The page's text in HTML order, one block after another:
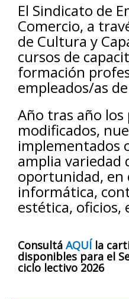
El Sindicato de
Comercio, a
de Cultura y
cursos de
formación
empleados/as
Año tras año
modificados,
implementados
amplia variedad
oportunidad, en
informática,
estética, oficios,
Consultá AQUÍ la
disponibles para el
ciclo lectivo 2026